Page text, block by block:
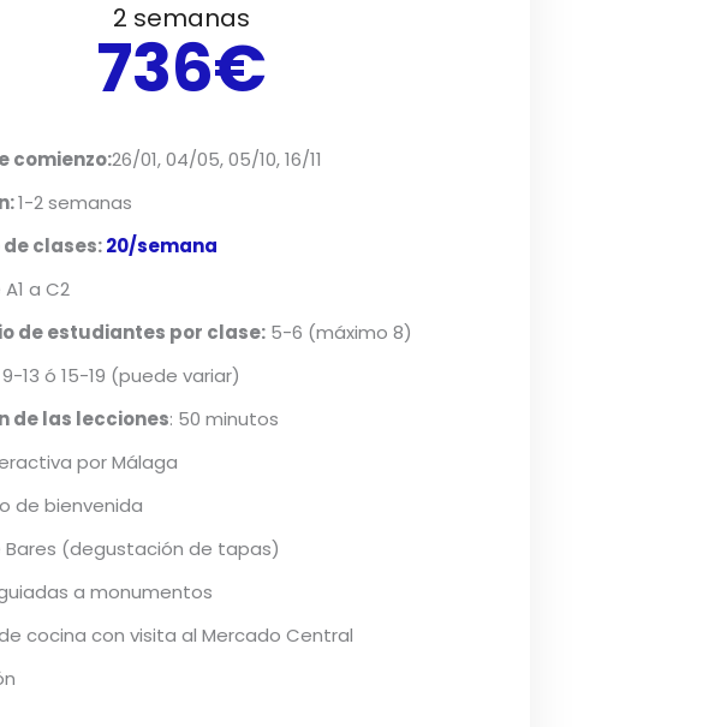
2 semanas
736€
comienzo:26/01, 04/05, 05/10, 16/11
1-2 semanas
clases:20/semana
a C2
de estudiantes por clase:5-6 (máximo 8)
13 ó 15-19 (puede variar)
de las lecciones: 50 minutos
por Málaga
de bienvenida
Bares (degustación de tapas)
a monumentos
cocina con visita al Mercado Central